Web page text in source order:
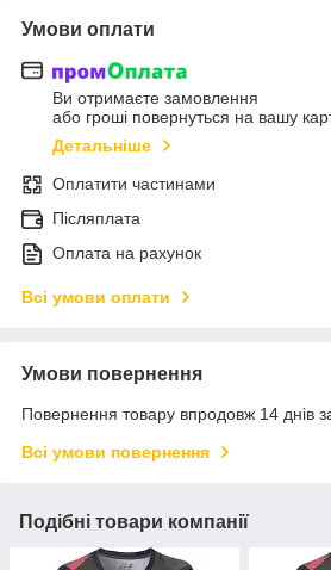
Умови оплати
Ви отримаєте замовлення
або гроші повернуться на вашу
Детальніше
Оплатити частинами
Післяплата
Оплата на рахунок
Всі умови оплати
Умови повернення
Повернення товару впродовж 14 днів
Всі умови повернення
Подібні товари компанії